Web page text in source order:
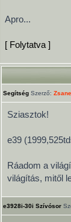
Apro...
[ Folytatva ]
Segítség Szerző:
Sziasztok!
e39
Ráadom a
világítás, mitől
e3928i-30i Szívósor